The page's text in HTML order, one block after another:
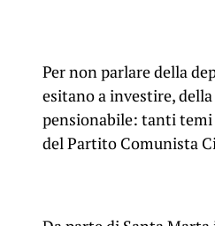
Per non parlare della
esitano a investire,
pensionabile: tanti temi
del Partito Comunista